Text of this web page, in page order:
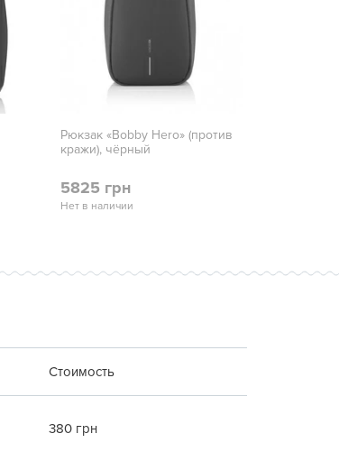
Рюкзак «Bobby Hero» (против
кражи), чёрный
5825 грн
Нет в наличии
Стоимость
380 грн